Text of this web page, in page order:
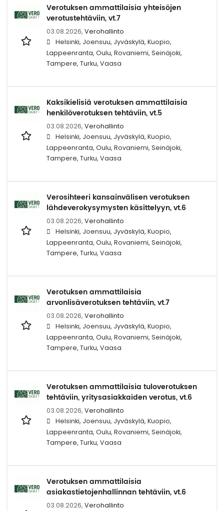
Verotuksen ammattilaisia yhteisöjen
verotustehtäviin, vt.7
03.08.2026, Verohallinto
Helsinki, Joensuu, Jyväskylä, Kuopio,
Lappeenranta, Oulu, Rovaniemi, Seinäjoki,
Tampere, Turku, Vaasa
Kaksikielisiä verotuksen ammattilaisia
henkilöverotuksen tehtäviin, vt.5
03.08.2026, Verohallinto
Helsinki, Joensuu, Jyväskylä, Kuopio,
Lappeenranta, Oulu, Rovaniemi, Seinäjoki,
Tampere, Turku, Vaasa
Verosihteeri kansainvälisen verotuksen
lähdeverokysymysten käsittelyyn, vt.6
03.08.2026, Verohallinto
Helsinki, Joensuu, Jyväskylä, Kuopio,
Lappeenranta, Oulu, Rovaniemi, Seinäjoki,
Tampere, Turku, Vaasa
Verotuksen ammattilaisia
arvonlisäverotuksen tehtäviin, vt.7
03.08.2026, Verohallinto
Helsinki, Joensuu, Jyväskylä, Kuopio,
Lappeenranta, Oulu, Rovaniemi, Seinäjoki,
Tampere, Turku, Vaasa
Verotuksen ammattilaisia tuloverotuksen
tehtäviin, yritysasiakkaiden verotus, vt.6
03.08.2026, Verohallinto
Helsinki, Joensuu, Jyväskylä, Kuopio,
Lappeenranta, Oulu, Rovaniemi, Seinäjoki,
Tampere, Turku, Vaasa
Verotuksen ammattilaisia
asiakastietojenhallinnan tehtäviin, vt.6
03.08.2026, Verohallinto